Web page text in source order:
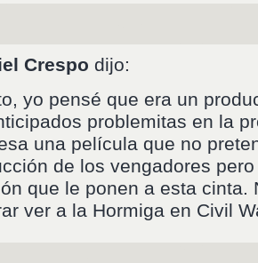
Crespo dijo:
yo pensé que era un
problemitas en la
una película que no
de los vengadores
que le ponen a esta cinta.
ver a la Hormiga en Civil